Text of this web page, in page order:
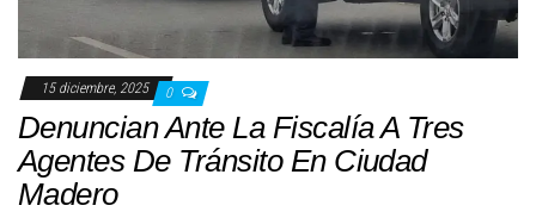
15 diciembre, 2025 0
Denuncian Ante La Fiscalía A Tres
Agentes De Tránsito En Ciudad
Madero